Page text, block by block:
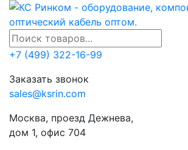
+7 (499) 322-16-99
Заказать звонок
sales@ksrin.com
Москва, проезд Дежнева,
дом 1, офис 704